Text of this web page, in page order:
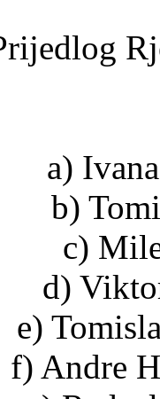
a)
b)
c)
d)
e)
f) Andre